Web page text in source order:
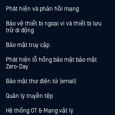
Phát hiện và phản hồi mạng
Bảo vệ thiết bị ngoại vi và thiết bị lưu
trữ di động
Bảo mật truy cập
Phát hiện lỗ hổng bảo mật bảo mật
Zero-Day
Bảo mật thư điện tử (email)
Quản lý truyền tệp
Hệ thống OT & Mạng vật lý